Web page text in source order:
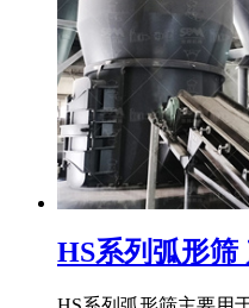
HS系列弧形筛